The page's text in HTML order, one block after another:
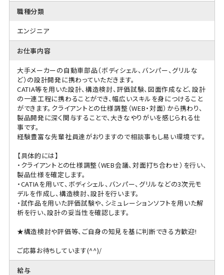
職種分類
エンジニア
お仕事内容
大手メーカーの自動車部品（ボディシェル、バンパー、グリルな
ど）の設計開発に携わっていただきます。
CATIA等を用いた設計、構造検討、評価試験、図面作成など、設計
の一連工程に携わることができ、幅広いスキルを身につけること
ができます。クライアントとの仕様調整（WEB・対面）から携わり、
製品開発に深く関与することで、大きなやりがいを感じられる仕
事です。
経験豊富な先輩社員達がおりますので相談事もし易い環境です。
【具体的には】
・クライアントとの仕様調整（WEB会議、対面打ち合わせ）を行い、
製品仕様を確定します。
・CATIAを用いて、ボディシェル、バンパー、グリルなどの3次元モ
デルを作成し、構造検討、設計を行います。
・試作品を用いた評価試験や、シミュレーションソフトを用いた解
析を行い、設計の妥当性を確認します。
★構造検討や評価等、ご自身の知見を基に判断できる方歓迎!
ご応募お待ちしています(^^)/
給与